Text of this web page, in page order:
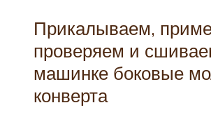
Прикалываем,
проверяем и
машинке боковые
конверта